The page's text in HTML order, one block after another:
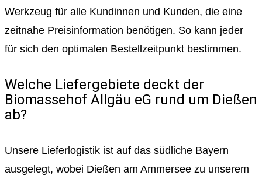
Werkzeug für alle Kundinnen und Kunden, die eine
zeitnahe Preisinformation benötigen. So kann jeder
für sich den optimalen Bestellzeitpunkt bestimmen.
Welche Liefergebiete deckt der
Biomassehof Allgäu eG rund um Dießen
ab?
Unsere Lieferlogistik ist auf das südliche Bayern
ausgelegt, wobei Dießen am Ammersee zu unserem